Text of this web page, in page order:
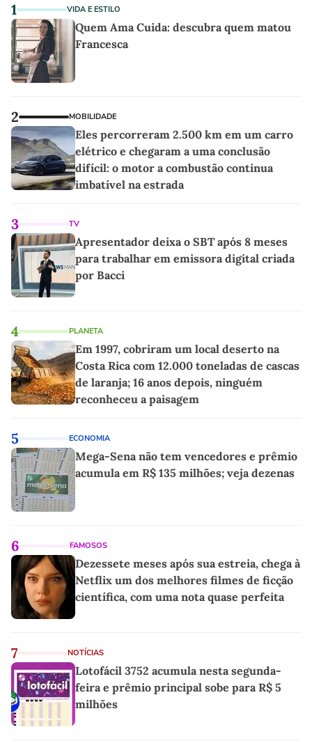
1 VIDA E ESTILO
Quem Ama Cuida: descubra quem matou
Francesca
2 MOBILIDADE
Eles percorreram 2.500 km em um carro
elétrico e chegaram a uma conclusão
difícil: o motor a combustão continua
imbatível na estrada
3 TV
Apresentador deixa o SBT após 8 meses
para trabalhar em emissora digital criada
por Bacci
4 PLANETA
Em 1997, cobriram um local deserto na
Costa Rica com 12.000 toneladas de cascas
de laranja; 16 anos depois, ninguém
reconheceu a paisagem
5 ECONOMIA
Mega-Sena não tem vencedores e prêmio
acumula em R$ 135 milhões; veja dezenas
6 FAMOSOS
Dezessete meses após sua estreia, chega à
Netflix um dos melhores filmes de ficção
científica, com uma nota quase perfeita
7 NOTÍCIAS
Lotofácil 3752 acumula nesta segunda-
feira e prêmio principal sobe para R$ 5
milhões